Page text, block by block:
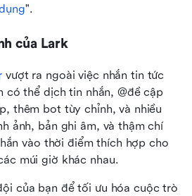
".
của Lark
vượt ra ngoài việc nhắn tin tức
có thể dịch tin nhắn, @đề cập
thêm bot tùy chỉnh, và nhiều
ảnh, bản ghi âm, và thậm chí
vào thời điểm thích hợp cho
múi giờ khác nhau.
của bạn để tối ưu hóa cuộc trò